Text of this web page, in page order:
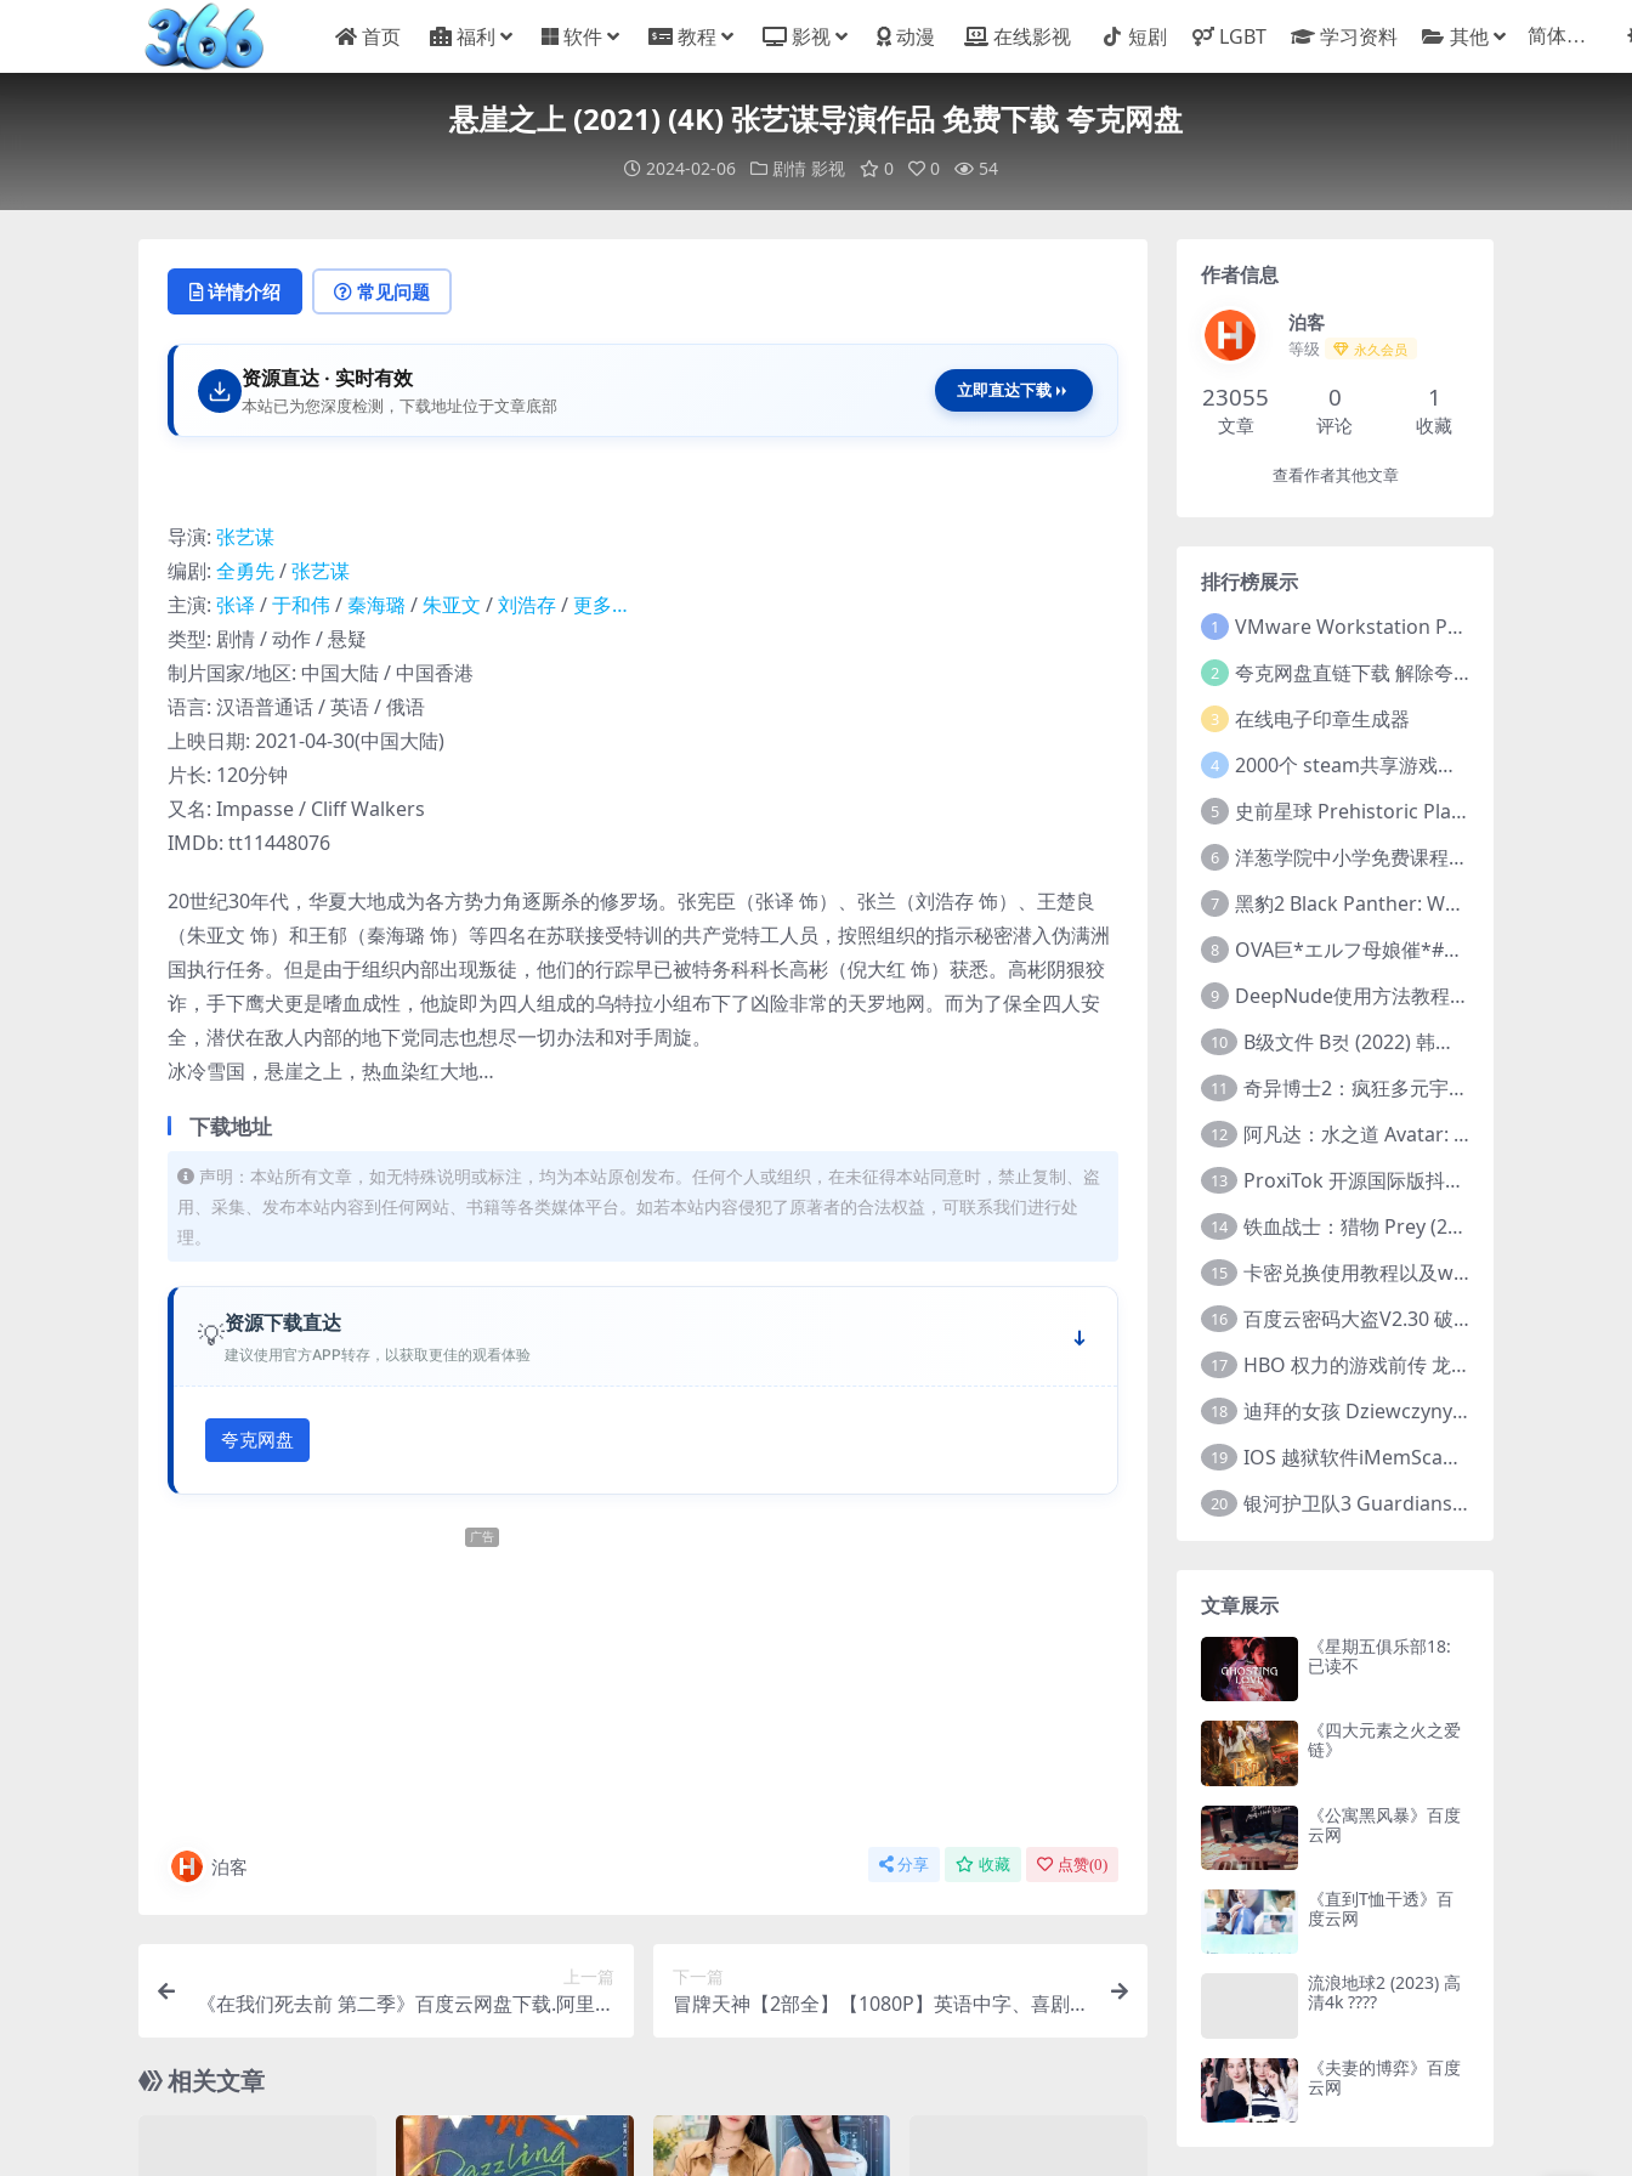
首页 福利 软件 教程 影视 动漫 在线影视 短剧 LGBT 学习资料 其他
悬崖之上 (2021) (4K) 张艺谋导演作品 免费下载 夸克网盘
2024-02-06 剧情 影视 0 0 54
详情介绍 常见问题
资源直达 · 实时有效
本站已为您深度检测，下载地址位于文章底部
立即直达下载
导演: 张艺谋
编剧: 全勇先/张艺谋
主演: 张译 /于和伟/秦海璐 /朱亚文 /刘浩存/更多…
类型: 剧情 / 动作 / 悬疑
制片国家/地区: 中国大陆 / 中国香港
语言: 汉语普通话 / 英语 / 俄语
上映日期: 2021-04-30(中国大陆)
片长: 120分钟
又名: Impasse / Cliff Walkers
IMDb: tt11448076
20世纪30年代，华夏大地成为各方势力角逐厮杀的修罗场。张宪臣（张译 饰）、张兰（刘浩存 饰）、王楚良
（朱亚文 饰）和王郁（秦海璐 饰）等四名在苏联接受特训的共产党特工人员，按照组织的指示秘密潜入伪满洲
国执行任务。但是由于组织内部出现叛徒，他们的行踪早已被特务科科长高彬（倪大红 饰）获悉。高彬阴狠狡
诈，手下鹰犬更是嗜血成性，他旋即为四人组成的乌特拉小组布下了凶险非常的天罗地网。而为了保全四人安
全，潜伏在敌人内部的地下党同志也想尽一切办法和对手周旋。
冰冷雪国，悬崖之上，热血染红大地…
下载地址
声明：本站所有文章，如无特殊说明或标注，均为本站原创发布。任何个人或组织，在未征得本站同意时，禁止复制、盗
用、采集、发布本站内容到任何网站、书籍等各类媒体平台。如若本站内容侵犯了原著者的合法权益，可联系我们进行处
理。
💡资源下载直达
建议使用官方APP转存，以获取更佳的观看体验
夸克网盘
广告
泊客 分享 收藏 点赞(0)
上一篇
《在我们死去前 第二季》百度云网盘下载.阿里云
下一篇
冒牌天神【2部全】【1080P】英语中字、喜剧
相关文章
作者信息
泊客
等级 永久会员
23055
文章
0
评论
1
收藏
查看作者其他文章
排行榜展示
1 VMware Workstation Pro 16 永久激活密钥(序列号)
2 夸克网盘直链下载 解除夸克网盘下载限制 油猴脚本
3 在线电子印章生成器
4 2000个 steam共享游戏账号 离线steam账号分享
5 史前星球 Prehistoric Planet (2022) 中字 1080p 高清 阿里云盘 2022.5.27已更新全集
6 洋葱学院中小学免费课程集合 云盘下载
7 黑豹2 Black Panther: Wakanda Forever (2022) 高清版
8 OVA巨*エルフ母娘催*#1エルフの国を蹂*する男。汚された女王と姫
9 DeepNude使用方法教程FAQ
10 B级文件 B컷 (2022) 韩国大尺度剧情电影 1080P 中字
11 奇异博士2：疯狂多元宇宙 Doctor Strange in the Multiverse of Madness (2022) 高清版1080p
12 阿凡达：水之道 Avatar: The Way of Water (2022) 1080p 2k 4k 中文字幕
13 ProxiTok 开源国际版抖音TikTok网页版 国内网络直连
14 铁血战士：猎物 Prey (2022) 中英字幕 1080P
15 卡密兑换使用教程以及windows使用教程
16 百度云密码大盗V2.30 破解分享链接提取码
17 HBO 权力的游戏前传 龙之家族 House of the Dragon (2022) 中字 1080P 更新4集
18 迪拜的女孩 Dziewczyny z Dubaju (2021) 1080P 中字
19 IOS 越狱软件iMemScan version1.2.6 游戏内存修改器
20 银河护卫队3 Guardians of the Galaxy Vol. 3 (2023)4K高清资源1080p只分享精品
文章展示
《星期五俱乐部18:
已读不
《四大元素之火之爱
链》
《公寓黑风暴》百度
云网
《直到T恤干透》百
度云网
流浪地球2 (2023) 高
清4k ????
《夫妻的博弈》百度
云网